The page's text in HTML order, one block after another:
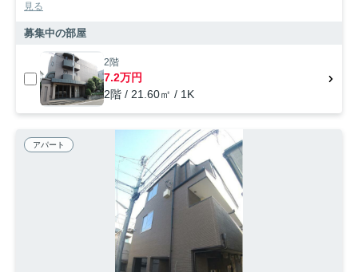
見る
募集中の部屋
2階
7.2万円
2階 / 21.60㎡ / 1K
アパート